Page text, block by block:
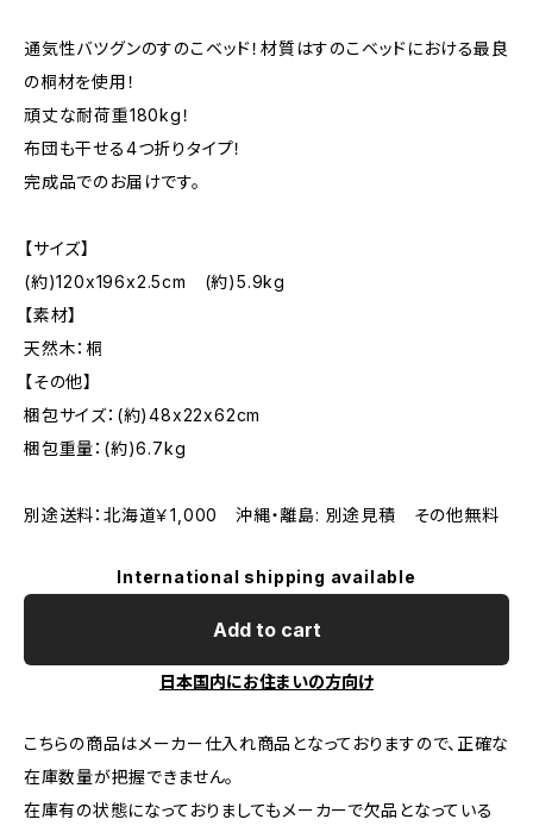
通気性バツグンのすのこベッド！材質はすのこベッドにおける最良
の桐材を使用！
頑丈な耐荷重180kg！
布団も干せる4つ折りタイプ！
完成品でのお届けです。
【サイズ】
(約)120x196x2.5cm (約)5.9kg
【素材】
天然木：桐
【その他】
梱包サイズ：(約)48x22x62cm
梱包重量：(約)6.7kg
別途送料：北海道￥1,000 沖縄・離島: 別途見積 その他無料
International shipping available
Add to cart
日本国内にお住まいの方向け
こちらの商品はメーカー仕入れ商品となっておりますので、正確な
在庫数量が把握できません。
在庫有の状態になっておりましてもメーカーで欠品となっている